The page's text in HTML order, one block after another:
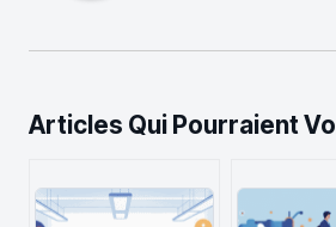
Articles Qui Pourraient